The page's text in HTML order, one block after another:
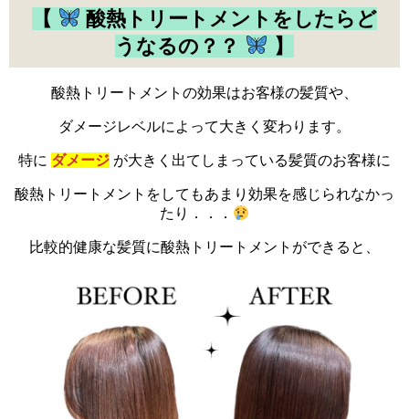
【
酸熱トリートメントをしたらど
うなるの？？
】
酸熱トリートメントの効果はお客様の髪質や、
ダメージレベルによって大きく変わります。
特に ダメージ が大きく出てしまっている髪質のお客様に
酸熱トリートメントをしてもあまり効果を感じられなかっ
たり．．．
比較的健康な髪質に酸熱トリートメントができると、